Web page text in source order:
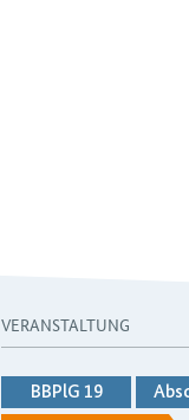
VERANSTALTUNG
BBPlG 19